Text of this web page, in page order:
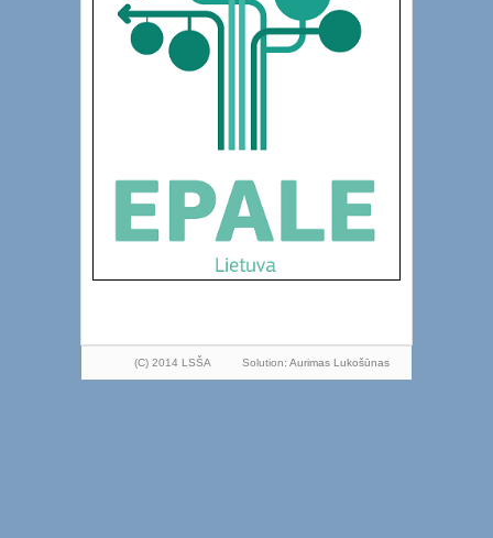
(C) 2014 LSŠA Solution: Aurimas Lukošūnas